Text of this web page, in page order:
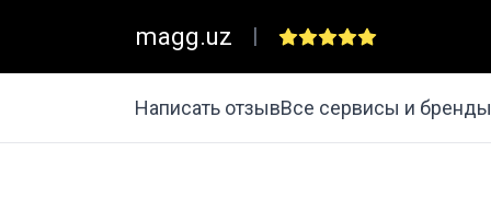
magg.uz |
Написать отзывВсе сервисы и бренды